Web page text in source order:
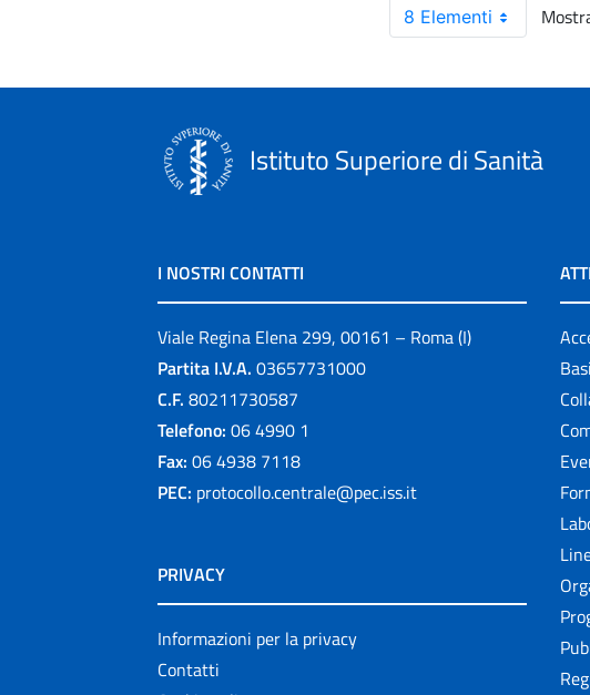
8 Elementi
Istituto Superiore di Sanità
I NOSTRI CONTATTI
Viale Regina Elena 299, 00161 – Roma (I)
Partita I.V.A. 03657731000
C.F. 80211730587
Telefono: 06 4990 1
Fax: 06 4938 7118
PEC: protocollo.centrale@pec.iss.it
PRIVACY
Informazioni per la privacy
Contatti